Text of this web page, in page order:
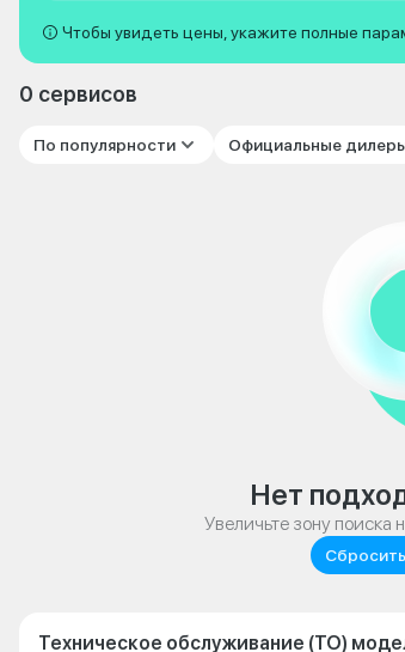
Чтобы увидеть цены, укажите полные
0 сервисов
По популярности Официальные
Нет
Увеличьте зону поиска
Техническое обслуживание (ТО)